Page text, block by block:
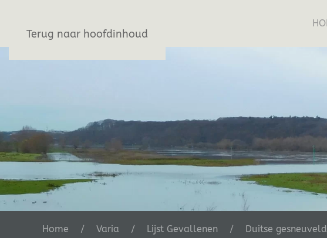
Terug naar hoofdinhoud
Home Varia Lijst Gevallenen Duitse